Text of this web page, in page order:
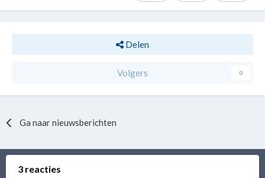
Delen
Volgers 0
Ga naar nieuwsberichten
3 reacties